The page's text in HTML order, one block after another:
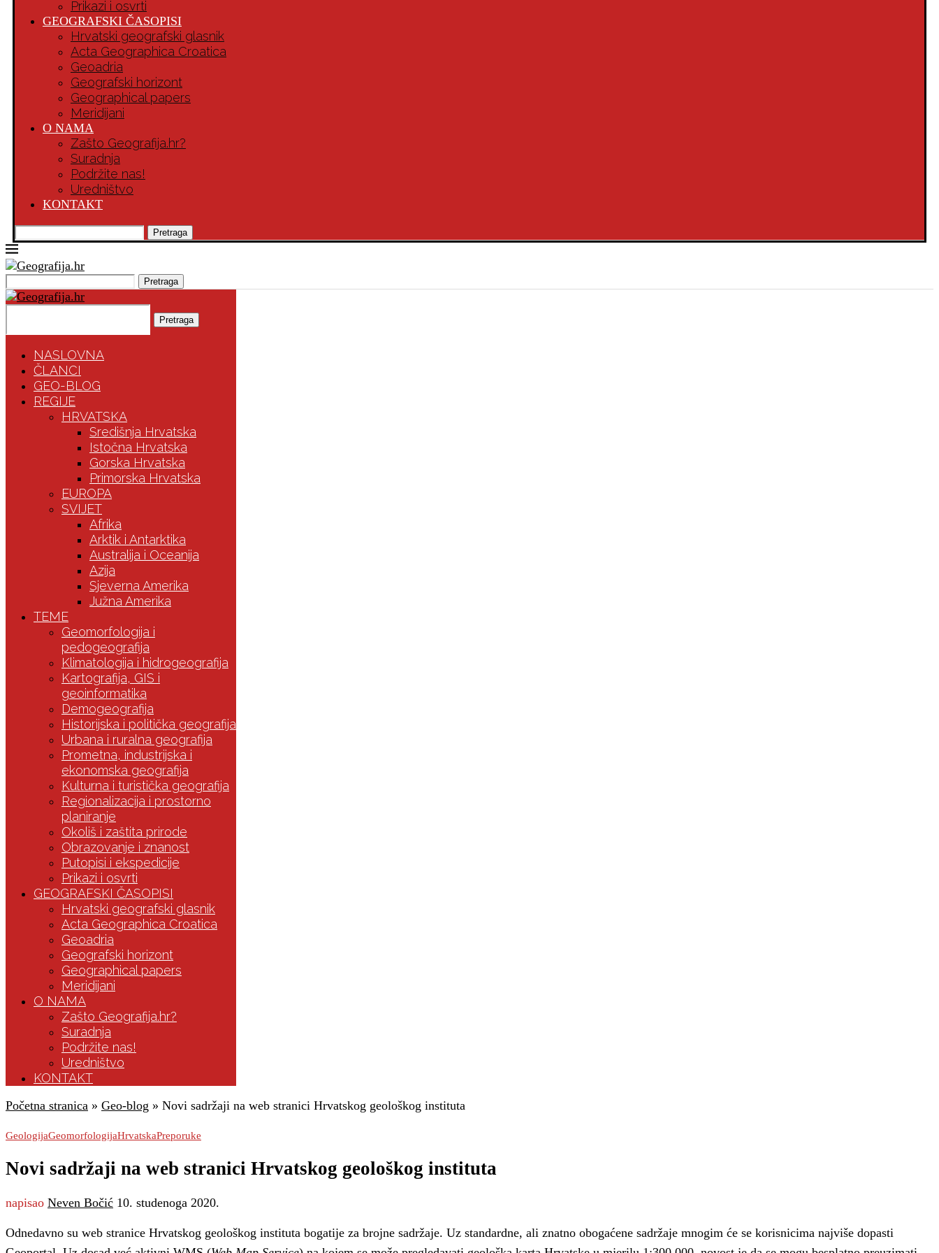
Prikazi i osvrti
GEOGRAFSKI ČASOPISI
Hrvatski geografski glasnik
Acta Geographica Croatica
Geoadria
Geografski horizont
Geographical papers
Meridijani
O NAMA
Zašto Geografija.hr?
Suradnja
Podržite nas!
Uredništvo
KONTAKT
Pretraga
Pretraga
Pretraga
NASLOVNA
ČLANCI
GEO-BLOG
REGIJE
HRVATSKA
Središnja Hrvatska
Istočna Hrvatska
Gorska Hrvatska
Primorska Hrvatska
EUROPA
SVIJET
Afrika
Arktik i Antarktika
Australija i Oceanija
Azija
Sjeverna Amerika
Južna Amerika
TEME
Geomorfologija i
pedogeografija
Klimatologija i hidrogeografija
Kartografija, GIS i
geoinformatika
Demogeografija
Historijska i politička geografija
Urbana i ruralna geografija
Prometna, industrijska i
ekonomska geografija
Kulturna i turistička geografija
Regionalizacija i prostorno
planiranje
Okoliš i zaštita prirode
Obrazovanje i znanost
Putopisi i ekspedicije
Prikazi i osvrti
GEOGRAFSKI ČASOPISI
Hrvatski geografski glasnik
Acta Geographica Croatica
Geoadria
Geografski horizont
Geographical papers
Meridijani
O NAMA
Zašto Geografija.hr?
Suradnja
Podržite nas!
Uredništvo
KONTAKT
Početna stranica » Geo-blog » Novi sadržaji na web stranici Hrvatskog geološkog instituta
GeologijaGeomorfologijaHrvatskaPreporuke
Novi sadržaji na web stranici Hrvatskog geološkog instituta
napisao Neven Bočić 10. studenoga 2020.
Odnedavno su web stranice Hrvatskog geološkog instituta bogatije za brojne sadržaje. Uz standardne, ali znatno obogaćene sadržaje mnogim će se korisnicima najviše dopasti